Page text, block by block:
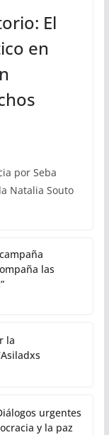
El
en
por Seba
Natalia Souto
las
la
urgentes
y la paz